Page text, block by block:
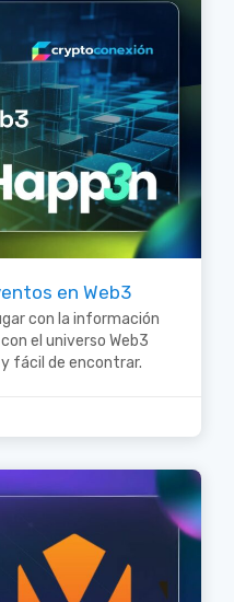
en Web3
con la información
el universo Web3
fácil de encontrar.